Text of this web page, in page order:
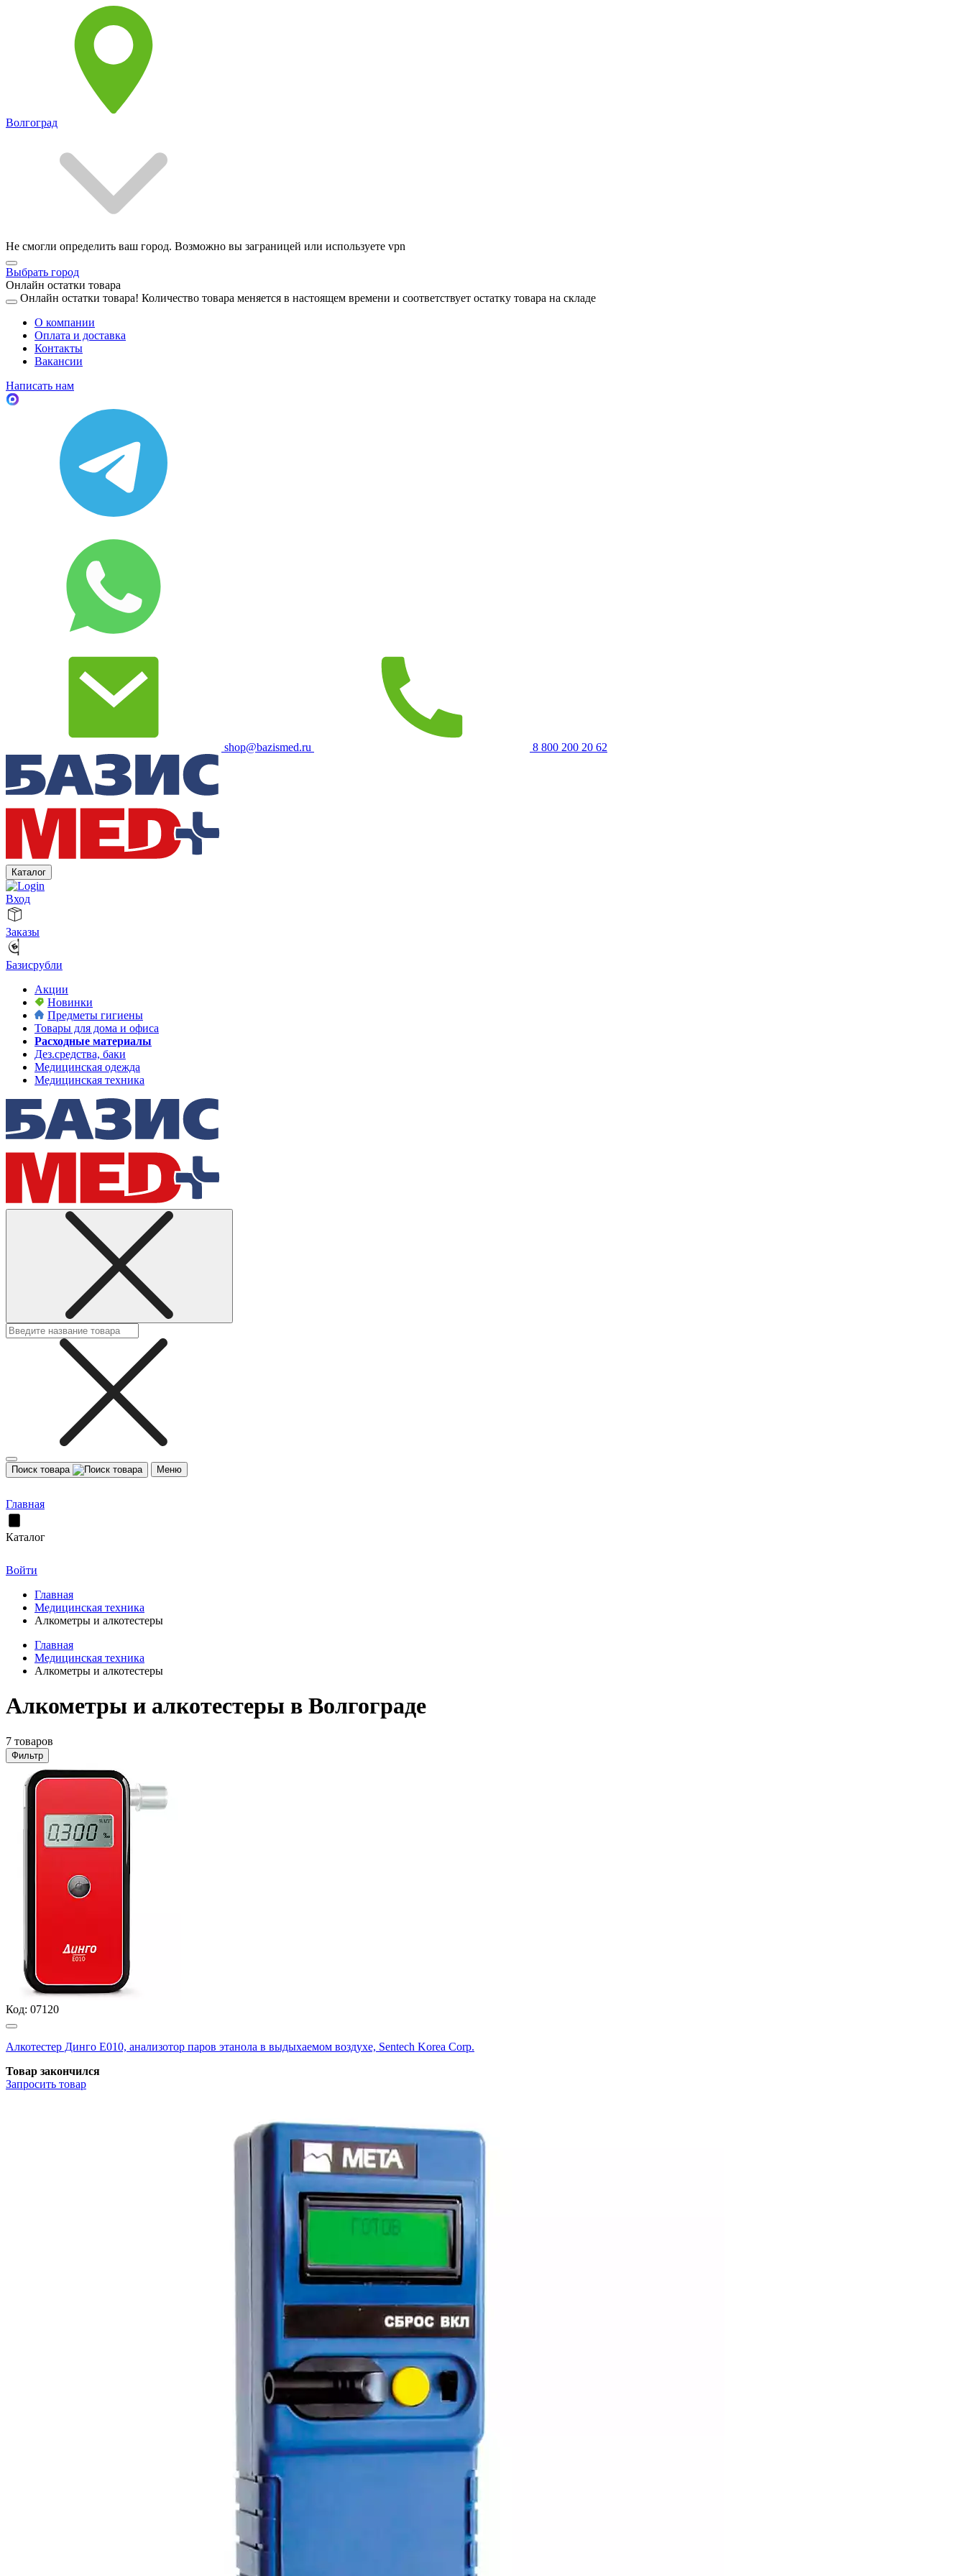
Волгоград
Не смогли определить ваш город. Возможно вы заграницей или используете vpn
Выбрать город
Онлайн остатки товара
Онлайн остатки товара! Количество товара меняется в настоящем времени и соответствует остатку товара на складе
О компании
Оплата и доставка
Контакты
Вакансии
Написать нам
shop@bazismed.ru 8 800 200 20 62
Каталог
Вход
Заказы
Базисрубли
Акции
Новинки
Предметы гигиены
Товары для дома и офиса
Расходные материалы
Дез.средства, баки
Медицинская одежда
Медицинская техника
Поиск товара Меню
Главная
Каталог
Войти
Главная
Медицинская техника
Алкометры и алкотестеры
Главная
Медицинская техника
Алкометры и алкотестеры
Алкометры и алкотестеры в Волгограде
7 товаров
Фильтр
Код: 07120
Алкотестер Динго Е010, анализотор паров этанола в выдыхаемом воздухе, Sentech Korea Corp.
Товар закончился
Запросить товар